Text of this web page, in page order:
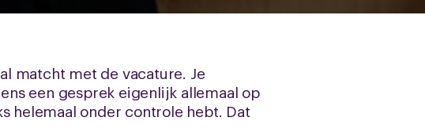
matcht met de vacature. Je
een gesprek eigenlijk allemaal op
helemaal onder controle hebt. Dat